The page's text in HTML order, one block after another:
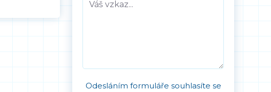
Odesláním formuláře souhlasíte se